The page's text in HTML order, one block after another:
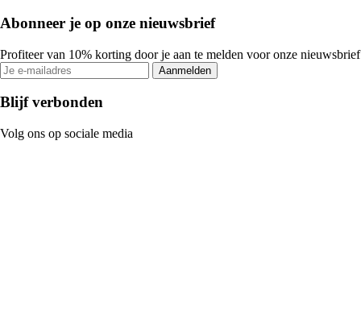
Abonneer je op onze nieuwsbrief
Profiteer van 10% korting door je aan te melden voor onze nieuwsbrief
Aanmelden
Blijf verbonden
Volg ons op sociale media